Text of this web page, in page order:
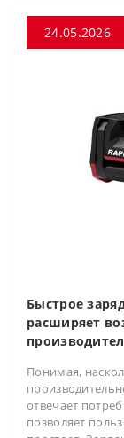
24.05.2026
Быстрое
расширяет
Понимая,
отвечает
позволяет